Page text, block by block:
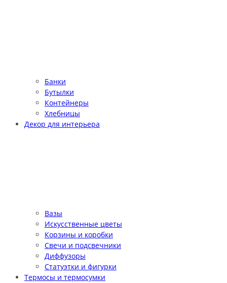
Банки
Бутылки
Контейнеры
Хлебницы
Декор для интерьера
Вазы
Искусственные цветы
Корзины и коробки
Свечи и подсвечники
Диффузоры
Статуэтки и фигурки
Термосы и термосумки